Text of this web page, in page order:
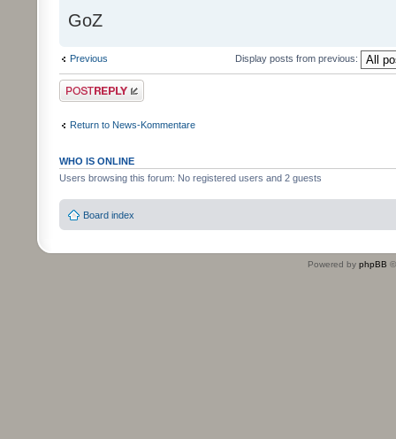
GoZ
Previous Display posts from previous:
Post a reply
Return to News-Kommentare
WHO IS ONLINE
Users browsing this forum: No registered users and 2 guests
Board index
Powered by phpBB